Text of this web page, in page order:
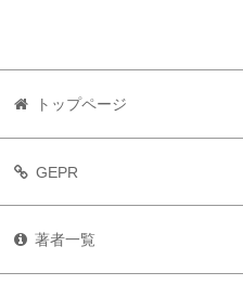
トップページ
GEPR
著者一覧